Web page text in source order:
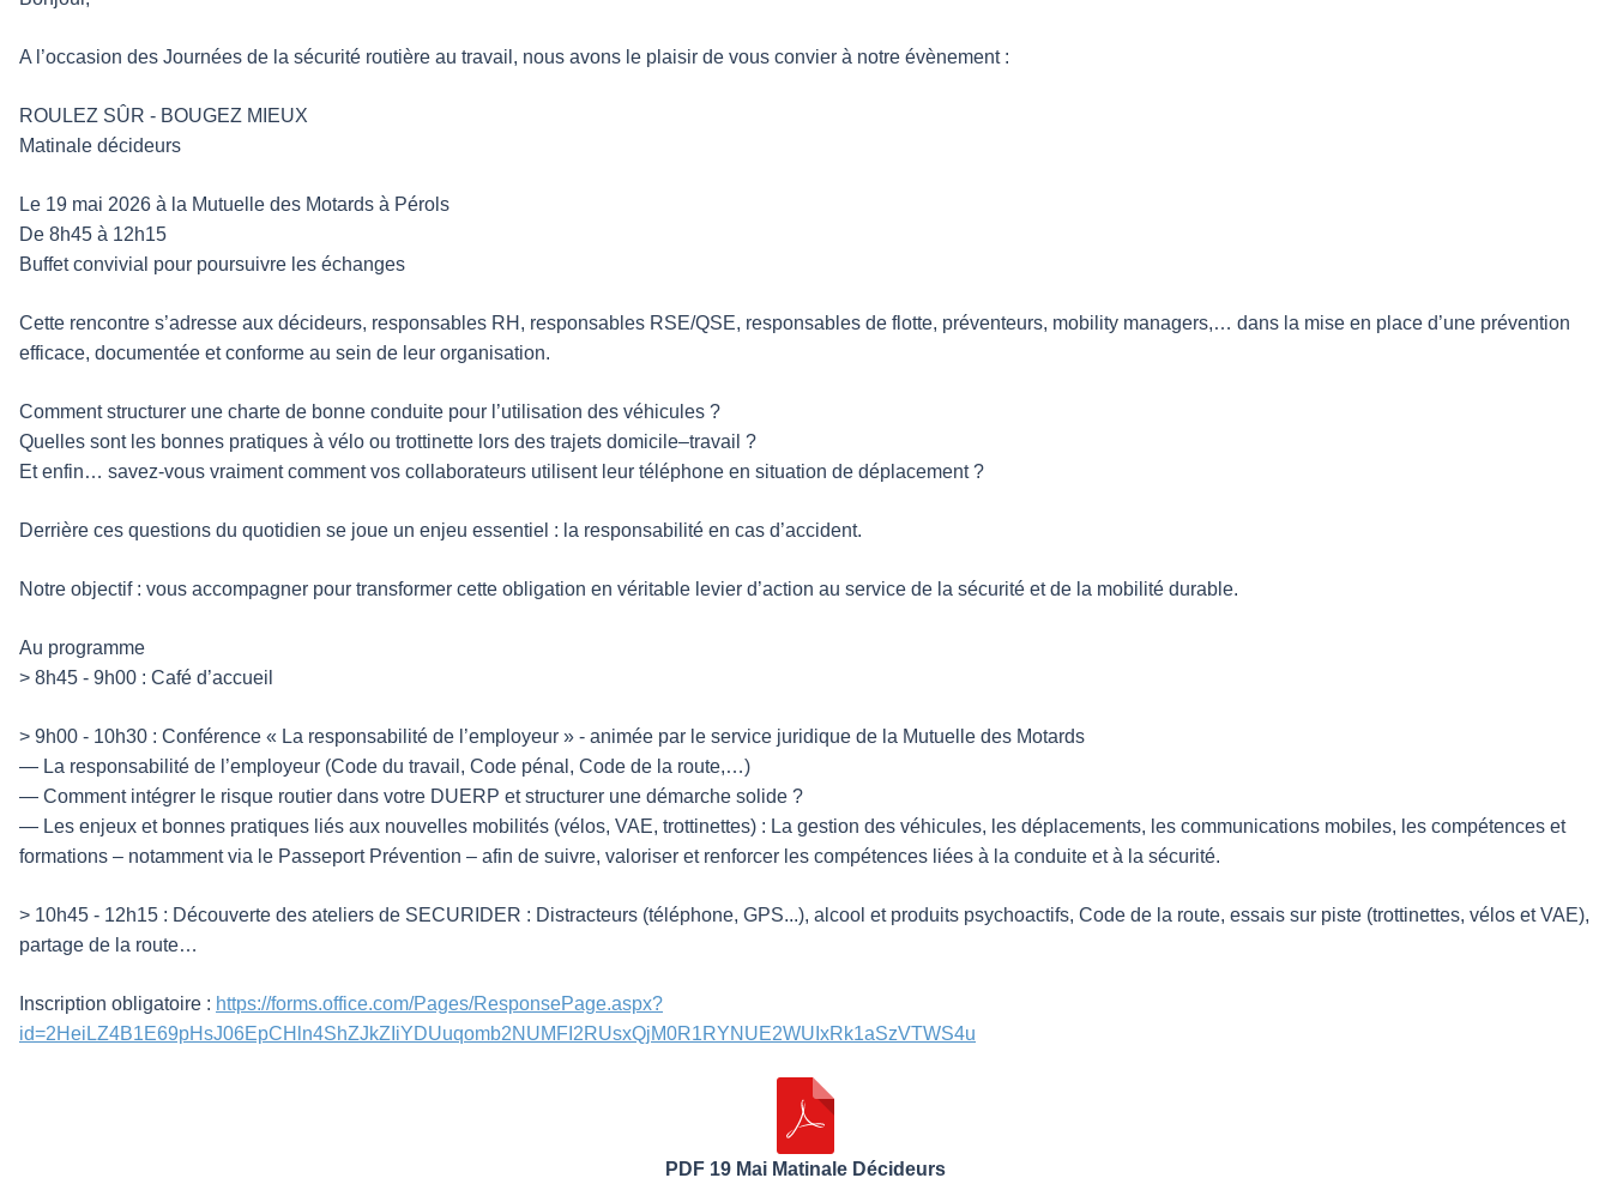
A l’occasion des Journées de la sécurité routière au travail, nous avons le plaisir de vous convier à notre évènement :
ROULEZ SÛR - BOUGEZ MIEUX
Matinale décideurs
Le 19 mai 2026 à la Mutuelle des Motards à Pérols
De 8h45 à 12h15
Buffet convivial pour poursuivre les échanges
Cette rencontre s’adresse aux décideurs, responsables RH, responsables RSE/QSE, responsables de flotte, préventeurs, mobility managers,… dans la mise en place d’une prévention
efficace, documentée et conforme au sein de leur organisation.
Comment structurer une charte de bonne conduite pour l’utilisation des véhicules ?
Quelles sont les bonnes pratiques à vélo ou trottinette lors des trajets domicile–travail ?
Et enfin… savez-vous vraiment comment vos collaborateurs utilisent leur téléphone en situation de déplacement ?
Derrière ces questions du quotidien se joue un enjeu essentiel : la responsabilité en cas d’accident.
Notre objectif : vous accompagner pour transformer cette obligation en véritable levier d’action au service de la sécurité et de la mobilité durable.
Au programme
> 8h45 - 9h00 : Café d’accueil
> 9h00 - 10h30 : Conférence « La responsabilité de l’employeur » - animée par le service juridique de la Mutuelle des Motards
— La responsabilité de l’employeur (Code du travail, Code pénal, Code de la route,…)
— Comment intégrer le risque routier dans votre DUERP et structurer une démarche solide ?
— Les enjeux et bonnes pratiques liés aux nouvelles mobilités (vélos, VAE, trottinettes) : La gestion des véhicules, les déplacements, les communications mobiles, les compétences et
formations – notamment via le Passeport Prévention – afin de suivre, valoriser et renforcer les compétences liées à la conduite et à la sécurité.
> 10h45 - 12h15 : Découverte des ateliers de SECURIDER : Distracteurs (téléphone, GPS...), alcool et produits psychoactifs, Code de la route, essais sur piste (trottinettes, vélos et VAE),
partage de la route…
Inscription obligatoire : https://forms.office.com/Pages/ResponsePage.aspx?
id=2HeiLZ4B1E69pHsJ06EpCHln4ShZJkZIiYDUuqomb2NUMFI2RUsxQjM0R1RYNUE2WUIxRk1aSzVTWS4u
PDF 19 Mai Matinale Décideurs